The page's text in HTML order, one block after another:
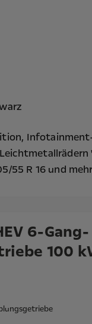
55 R 16 und
6-Gang-
100